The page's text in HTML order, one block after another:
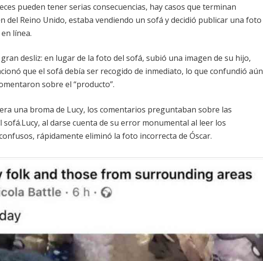
pueden tener serias consecuencias, hay casos que terminan
del Reino Unido, estaba vendiendo un sofá y decidió publicar una foto
línea.
desliz: en lugar de la foto del sofá, subió una imagen de su hijo,
que el sofá debía ser recogido de inmediato, lo que confundió aún
sobre el “producto”.
una broma de Lucy, los comentarios preguntaban sobre las
sofá.Lucy, al darse cuenta de su error monumental al leer los
rápidamente eliminó la foto incorrecta de Óscar.